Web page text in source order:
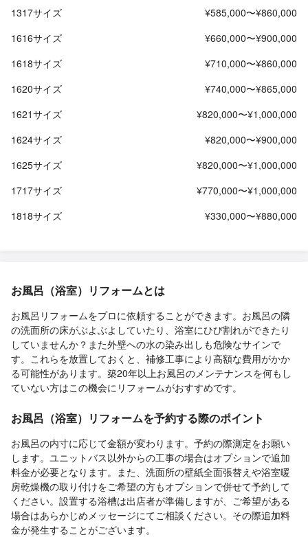
1317サイズ
¥585,000〜¥860,000
1616サイズ
¥660,000〜¥900,000
1618サイズ
¥710,000〜¥860,000
1620サイズ
¥740,000〜¥865,000
1621サイズ
¥820,000〜¥1,000,000
1624サイズ
¥820,000〜¥900,000
1625サイズ
¥820,000〜¥1,000,000
1717サイズ
¥770,000〜¥1,000,000
1818サイズ
¥330,000〜¥880,000
お風呂（浴室）リフォームとは
お風呂リフォームをプロに依頼することができます。お風呂の隣
の洗面所の床がぶよぶよしていたり、浴室にひび割れができたり
していませんか？また外壁への水の染み出しも危険なサインで
す。これらを放置しておくと、補修工事により高額な費用がかか
る可能性があります。築20年以上お風呂のメンテナンスを何もし
ていない方はこの機会にリフォームがおすすめです。
お風呂（浴室）リフォームを予約する際のポイント
お風呂の内寸に応じて金額が変わります。予約の際測定をお願い
します。ユニットバス以外からの工事の場合はオプションで追加
料金が必要となります。また、洗面所の壁紙全面張替えや浴室暖
房乾燥機の取り付けをご希望の方もオプションで併せて予約して
ください。設置する浴槽は出店者が準備しますが、ご希望がある
場合はあらかじめメッセージにてご相談ください。その際追加料
金が発生することがございます。